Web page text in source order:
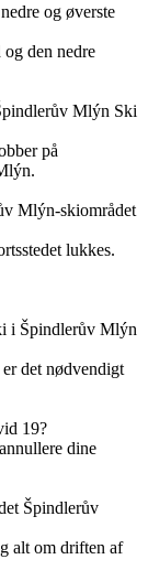
og øverste
den nedre
Mlýn Ski
på
Mlýn-skiområdet
lukkes.
i Špindlerův Mlýn
det nødvendigt
19?
dine
Špindlerův
alt om driften af